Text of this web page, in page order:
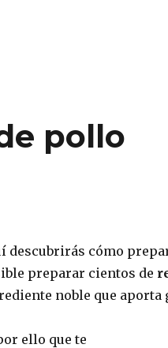
pollo
descubrirás cómo
preparar cientos de
noble que aporta
ello que te